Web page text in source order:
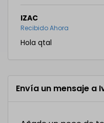
IZAC
Recibido Ahora
Hola qtal
Envía un mensaje a